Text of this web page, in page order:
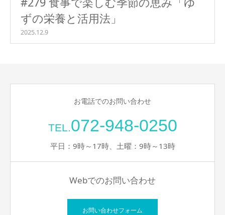
ずの栄養と活用法」
2025.12.9
お電話でのお問い合わせ
TEL.072-948-0250
平日：9時～17時、土曜：9時～13時
Webでのお問い合わせ
お問い合わせフォーム